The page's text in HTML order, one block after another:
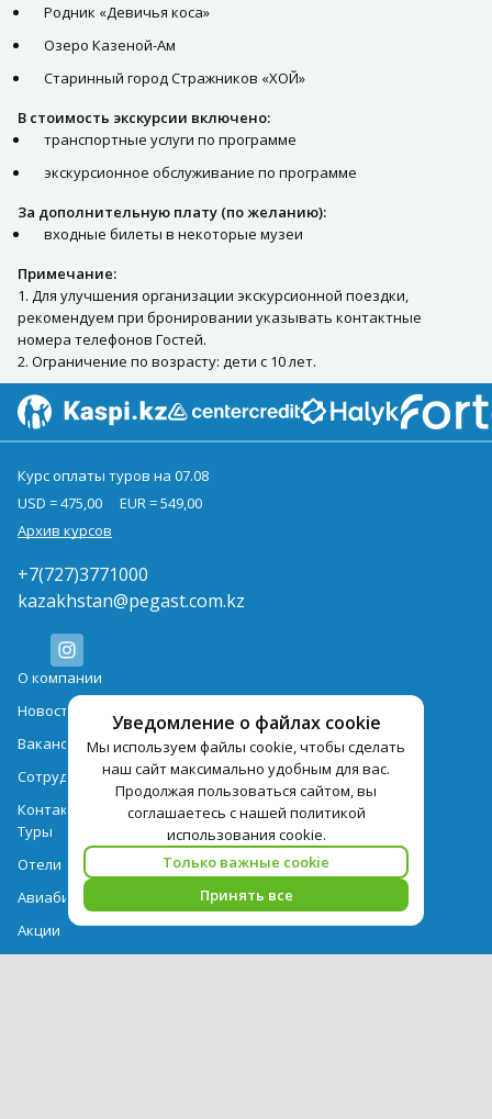
Родник «Девичья коса»
Озеро Казеной-Ам
Старинный город Стражников «ХОЙ»
В стоимость экскурсии включено:
транспортные услуги по программе
экскурсионное обслуживание по программе
За дополнительную плату (по желанию):
входные билеты в некоторые музеи
Примечание:
1. Для улучшения организации экскурсионной поездки,
рекомендуем при бронировании указывать контактные
номера телефонов Гостей.
2. Ограничение по возрасту: дети с 10 лет.
Уведомление о файлах cookie
Мы используем файлы cookie, чтобы сделать
наш сайт максимально удобным для вас.
Продолжая пользоваться сайтом, вы
соглашаетесь с нашей политикой
использования cookie.
Только важные cookie
Принять все
Курс оплаты туров на 07.08
USD = 475,00
EUR = 549,00
Архив курсов
+7(727)3771000
kazakhstan@pegast.com.kz
О компании
Новости
Вакансии
Сотрудничество
Контактная информация
Туры
Отели
Авиабилеты
Акции